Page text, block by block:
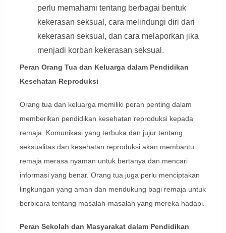
perlu memahami tentang berbagai bentuk
kekerasan seksual, cara melindungi diri dari
kekerasan seksual, dan cara melaporkan jika
menjadi korban kekerasan seksual.
Peran Orang Tua dan Keluarga dalam Pendidikan
Kesehatan Reproduksi
Orang tua dan keluarga memiliki peran penting dalam
memberikan pendidikan kesehatan reproduksi kepada
remaja. Komunikasi yang terbuka dan jujur tentang
seksualitas dan kesehatan reproduksi akan membantu
remaja merasa nyaman untuk bertanya dan mencari
informasi yang benar. Orang tua juga perlu menciptakan
lingkungan yang aman dan mendukung bagi remaja untuk
berbicara tentang masalah-masalah yang mereka hadapi.
Peran Sekolah dan Masyarakat dalam Pendidikan